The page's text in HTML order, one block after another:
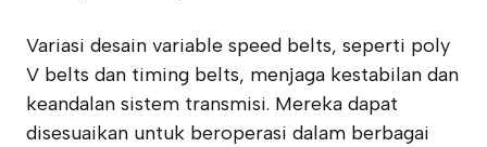
Variasi desain variable speed belts, seperti poly
V belts dan timing belts, menjaga kestabilan dan
keandalan sistem transmisi. Mereka dapat
disesuaikan untuk beroperasi dalam berbagai